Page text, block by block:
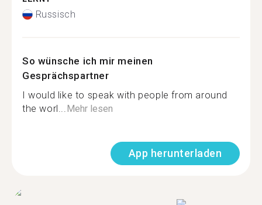
Russisch
So wünsche ich mir meinen
Gesprächspartner
I would like to speak with people from around
the worl...Mehr lesen
App herunterladen